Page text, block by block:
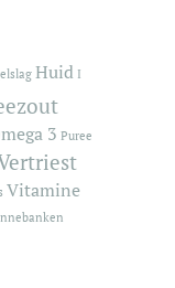
Huid I
3 Puree
Vitamine